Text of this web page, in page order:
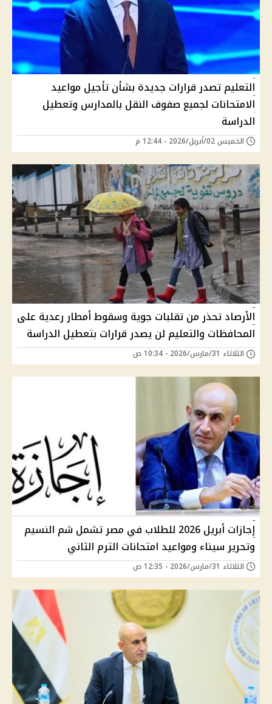
التعليم تصدر قرارات جديدة بشأن تأجيل مواعيد
الامتحانات لجميع صفوف النقل بالمدارس وتعطيل
الدراسة
الخميس 02/أبريل/2026 - 12:44 م
الأرصاد تحذر من تقلبات جوية وسقوط أمطار رعدية على
المحافظات والتعليم لن يصدر قرارات بتعطيل الدراسة
الثلاثاء 31/مارس/2026 - 10:34 ص
إجازات أبريل 2026 للطلاب في مصر تشمل شم النسيم
وتحرير سيناء ومواعيد امتحانات الترم الثاني
الثلاثاء 31/مارس/2026 - 12:35 ص